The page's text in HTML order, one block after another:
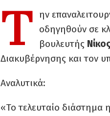
Τ
ην
οδηγηθούν σε
βουλευτής
Διακυβέρνησης και τον
Αναλυτικά:
«Το τελευταίο διάστημα